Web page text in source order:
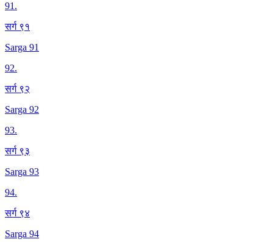
91.
सर्ग ९१
Sarga 91
92.
सर्ग ९२
Sarga 92
93.
सर्ग ९३
Sarga 93
94.
सर्ग ९४
Sarga 94